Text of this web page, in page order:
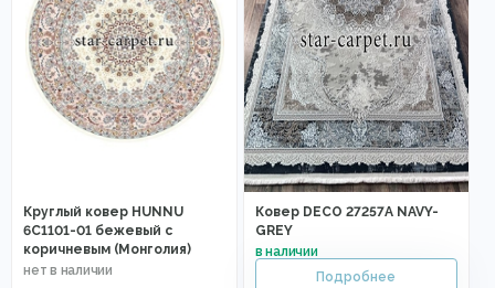
Круглый ковер HUNNU
6C1101-01 бежевый с
коричневым (Монголия)
Ковер DECO 27257A NAVY-
GREY